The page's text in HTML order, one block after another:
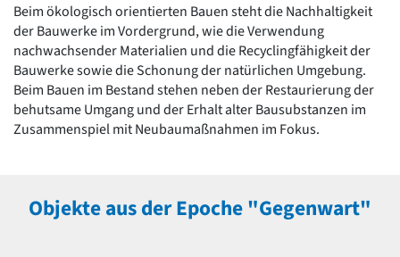
Beim ökologisch orientierten Bauen steht die Nachhaltigkeit
der Bauwerke im Vordergrund, wie die Verwendung
nachwachsender Materialien und die Recyclingfähigkeit der
Bauwerke sowie die Schonung der natürlichen Umgebung.
Beim Bauen im Bestand stehen neben der Restaurierung der
behutsame Umgang und der Erhalt alter Bausubstanzen im
Zusammenspiel mit Neubaumaßnahmen im Fokus.
Objekte aus der Epoche "Gegenwart"